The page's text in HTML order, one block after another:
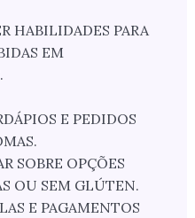
HABILIDADES PARA
EM
E PEDIDOS
SOBRE OPÇÕES
OU SEM GLÚTEN.
E PAGAMENTOS